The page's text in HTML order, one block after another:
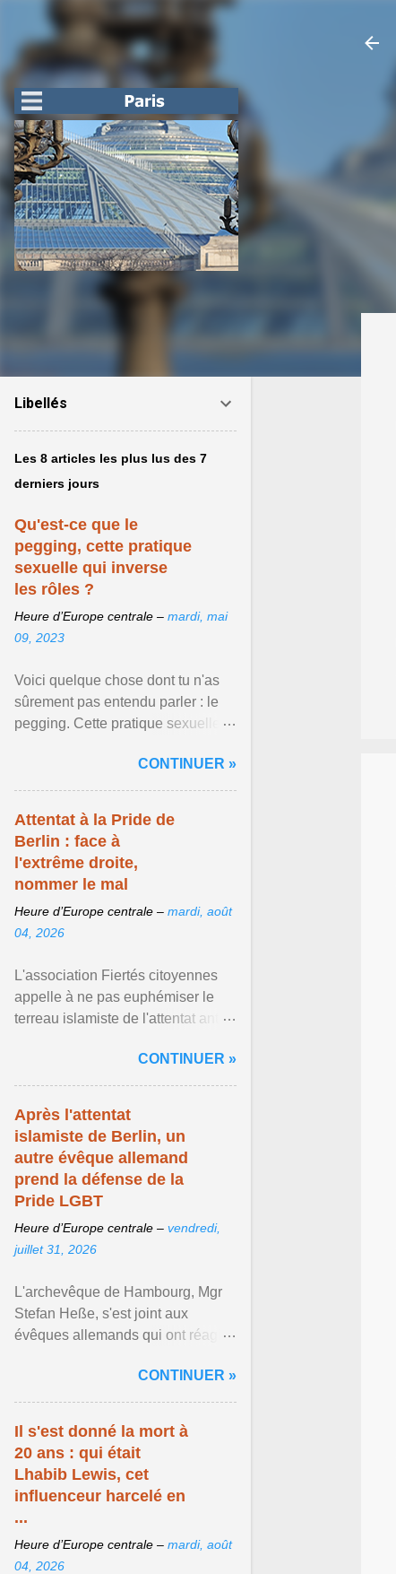
Libellés
Les 8 articles les plus lus des 7
derniers jours
Qu'est-ce que le
pegging, cette pratique
sexuelle qui inverse
les rôles ?
Heure d’Europe centrale – mardi, mai
09, 2023
Voici quelque chose dont tu n'as
sûrement pas entendu parler : le
pegging. Cette pratique sexuelle
de changer ... Afficher l'article ...
CONTINUER »
Attentat à la Pride de
Berlin : face à
l'extrême droite,
nommer le mal
Heure d’Europe centrale – mardi, août
04, 2026
L'association Fiertés citoyennes
appelle à ne pas euphémiser le
terreau islamiste de l'attentat anti-
de Berlin ... Afficher l'article ...
CONTINUER »
Après l'attentat
islamiste de Berlin, un
autre évêque allemand
prend la défense de la
Pride LGBT
Heure d’Europe centrale – vendredi,
juillet 31, 2026
L'archevêque de Hambourg, Mgr
Stefan Heße, s'est joint aux
évêques allemands qui ont réagi
perpétré le ... Afficher l'article ...
CONTINUER »
Il s'est donné la mort à
20 ans : qui était
Lhabib Lewis, cet
influenceur harcelé en
...
Heure d’Europe centrale – mardi, août
04, 2026